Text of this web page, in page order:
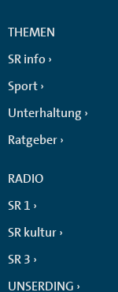
THEMEN
SR info
Sport
Unterhaltung
Ratgeber
RADIO
SR 1
SR kultur
SR 3
UNSERDING